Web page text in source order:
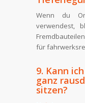
Wenn du
verwendest,
für
9. Kann
ganz
sitzen?